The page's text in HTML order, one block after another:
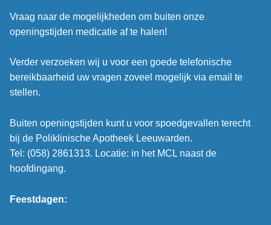
Vraag naar de mogelijkheden om buiten onze
openingstijden medicatie af te halen!
Verder verzoeken wij u voor een goede telefonische
bereikbaarheid uw vragen zoveel mogelijk via email te
stellen.
Buiten openingstijden kunt u voor spoedgevallen terecht
bij de Poliklinische Apotheek Leeuwarden.
Tel: (058) 2861313. Locatie: in het MCL naast de
hoofdingang.
Feestdagen: